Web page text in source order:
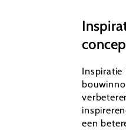
Inspiratie
een